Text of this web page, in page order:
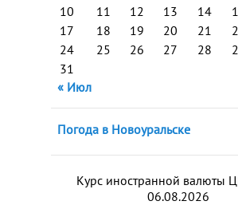
10
11 12 13 14
17
18 19 20 21
24
25 26 27 28
31
« Июл
Погода в Новоуральске
Курс иностранной валюты
06.08.2026